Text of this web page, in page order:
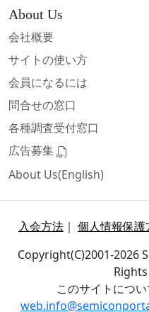
About Us
会社概要
サイトの使い方
会員になるには
問合せの窓口
各種調査受付窓口
広告募集
About Us(English)
入会方法 ｜ 個人情報保護
Copyright(C)2001-2026
このサイトにつ